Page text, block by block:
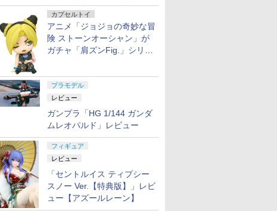
ール実物見本が東京フィギュ
アギャラリーにて展示中
カプセルトイ
アニメ「ジョジョの奇妙な冒
険 ストーンオーシャン」が
ガチャ「肩ズンFig.」シリー
プラモデル
レビュー
ガンプラ「HG 1/144 ガンダ
ムレオパルド」レビュー
フィギュア
レビュー
「セントルイス ティプシー
スノー Ver.【特典版】」レビ
ュー【アズールレーン】